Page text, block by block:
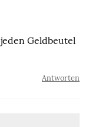
Geldbeutel
Antworten